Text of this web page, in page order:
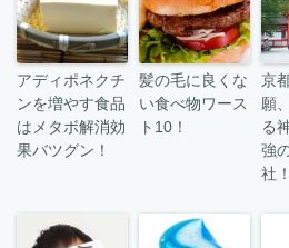
アディポネクチ
ンを増やす食品
はメタボ解消効
果バツグン！
髪の毛に良くな
い食べ物ワース
ト10！
京
願
る
強
社！